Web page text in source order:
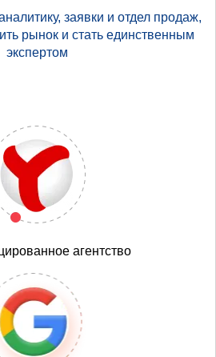
заявки и отдел продаж,
рынок и стать единственным
экспертом
агентство